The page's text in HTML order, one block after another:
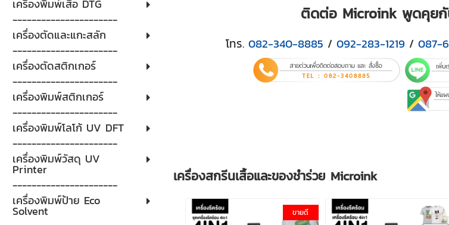
เครื่องพิมพ์เสื้อ DTG
----------------------
เครื่องตัดและแกะสลัก
----------------------
เครื่องตัดสติกเกอร์
----------------------
เครื่องพิมพ์สติกเกอร์
----------------------
เครื่องพิมพ์โลโก้ UV DFT
----------------------
เครื่องพิมพ์วัสดุ UV
Printer
----------------------
เครื่องพิมพ์ป้าย Eco
Solvent
ติดต่อ Microink พูดคุยกั
โทร. 082-340-8885 / 092-283-1219 / 087-
เครื่องสกรีนเสื้อและของชำร่วย Microink
ขายดี